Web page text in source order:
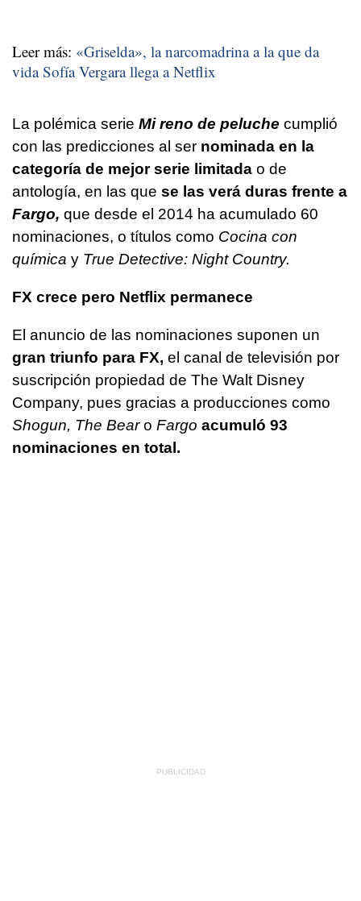
Leer más: «Griselda», la narcomadrina a la que da
vida Sofía Vergara llega a Netflix
La polémica serie Mi reno de peluche cumplió
con las predicciones al ser nominada en la
categoría de mejor serie limitada o de
antología, en las que se las verá duras frente a
Fargo, que desde el 2014 ha acumulado 60
nominaciones, o títulos como Cocina con
química y True Detective: Night Country.
FX crece pero Netflix permanece
El anuncio de las nominaciones suponen un
gran triunfo para FX, el canal de televisión por
suscripción propiedad de The Walt Disney
Company, pues gracias a producciones como
Shogun, The Bearo Fargo acumuló 93
nominaciones en total.